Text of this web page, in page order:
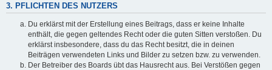
3. PFLICHTEN DES NUTZERS
Du erklärst mit der Erstellung eines Beitrags, dass er keine Inhalte
enthält, die gegen geltendes Recht oder die guten Sitten verstoßen. Du
erklärst insbesondere, dass du das Recht besitzt, die in deinen
Beiträgen verwendeten Links und Bilder zu setzen bzw. zu verwenden.
Der Betreiber des Boards übt das Hausrecht aus. Bei Verstößen gegen